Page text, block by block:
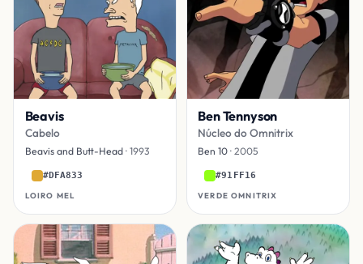
Beavis
Cabelo
Beavis and Butt-Head· 1993
#DFA833
LOIRO MEL
Ben Tennyson
Núcleo do Omnitrix
Ben 10 · 2005
#91FF16
VERDE OMNITRIX